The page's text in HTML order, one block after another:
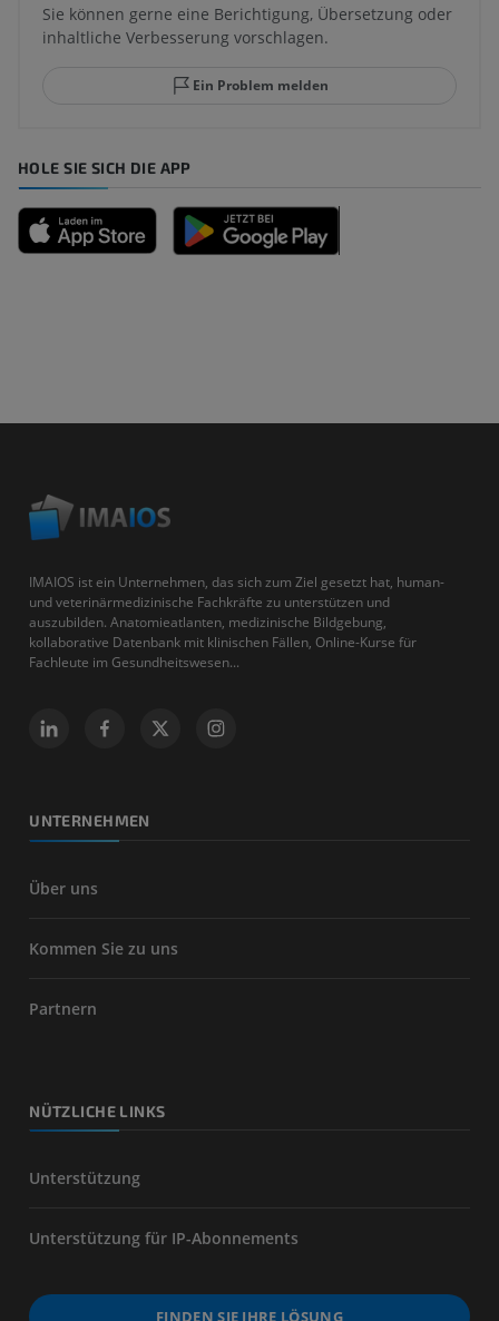
Sie können gerne eine Berichtigung, Übersetzung oder
inhaltliche Verbesserung vorschlagen.
Ein Problem melden
HOLE SIE SICH DIE APP
IMAIOS ist ein Unternehmen, das sich zum Ziel gesetzt hat, human-
und veterinärmedizinische Fachkräfte zu unterstützen und
auszubilden. Anatomieatlanten, medizinische Bildgebung,
kollaborative Datenbank mit klinischen Fällen, Online-Kurse für
Fachleute im Gesundheitswesen...
UNTERNEHMEN
Über uns
Kommen Sie zu uns
Partnern
NÜTZLICHE LINKS
Unterstützung
Unterstützung für IP-Abonnements
FINDEN SIE IHRE LÖSUNG